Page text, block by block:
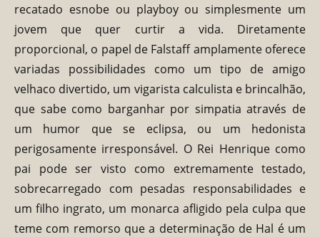
recatado esnobe ou playboy ou simplesmente um
jovem que quer curtir a vida. Diretamente
proporcional, o papel de Falstaff amplamente oferece
variadas possibilidades como um tipo de amigo
velhaco divertido, um vigarista calculista e brincalhão,
que sabe como barganhar por simpatia através de
um humor que se eclipsa, ou um hedonista
perigosamente irresponsável. O Rei Henrique como
pai pode ser visto como extremamente testado,
sobrecarregado com pesadas responsabilidades e
um filho ingrato, um monarca afligido pela culpa que
teme com remorso que a determinação de Hal é um